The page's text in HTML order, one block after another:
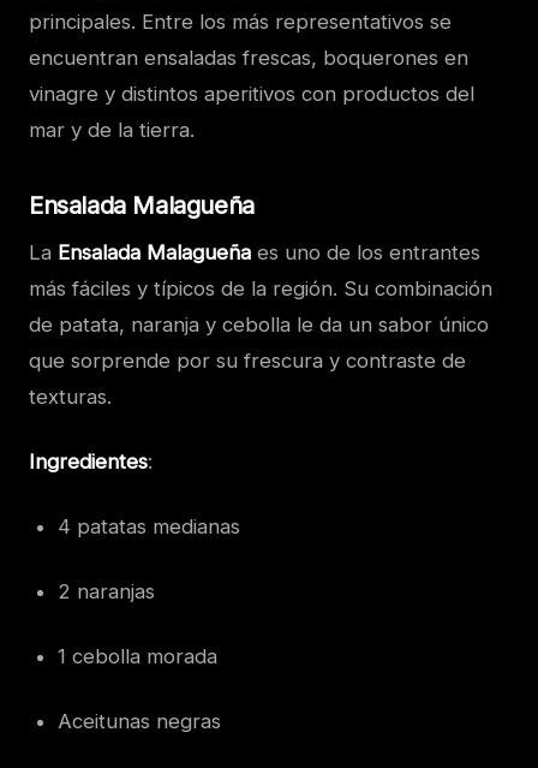
principales. Entre los más representativos se
encuentran ensaladas frescas, boquerones en
vinagre y distintos aperitivos con productos del
mar y de la tierra.
Ensalada Malagueña
La Ensalada Malagueña es uno de los entrantes
más fáciles y típicos de la región. Su combinación
de patata, naranja y cebolla le da un sabor único
que sorprende por su frescura y contraste de
texturas.
Ingredientes:
4 patatas medianas
2 naranjas
1 cebolla morada
Aceitunas negras